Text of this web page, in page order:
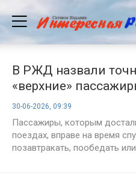
В РЖД назвали
«верхние»
внизу
30-06-2026, 09:39
Пассажиры, которым
поездах, вправе на время
позавтракать, пообедать